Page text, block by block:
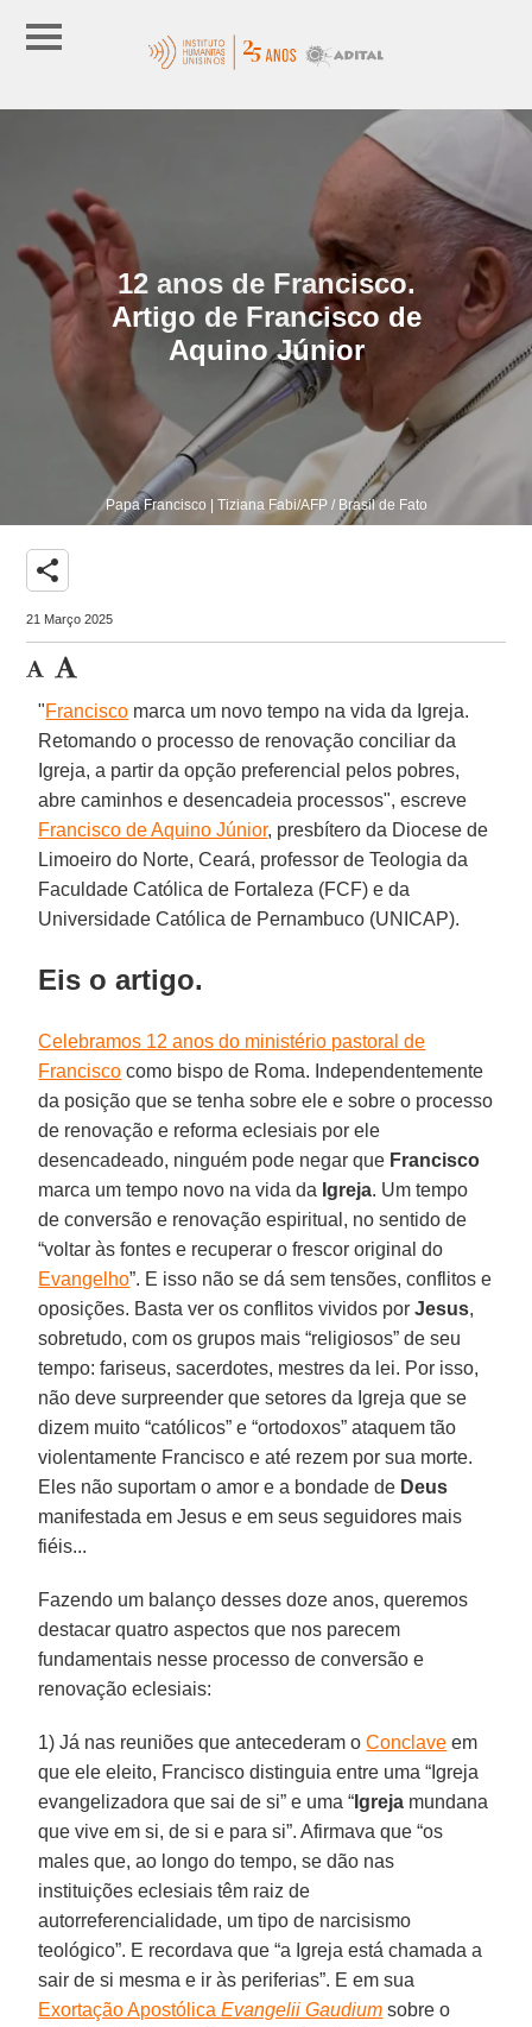
12 anos de Francisco.
Artigo de Francisco de
Aquino Júnior
Papa Francisco | Tiziana Fabi/AFP / Brasil de Fato
share
21 Março 2025
"Francisco marca um novo tempo na vida da Igreja.
Retomando o processo de renovação conciliar da
Igreja, a partir da opção preferencial pelos pobres,
abre caminhos e desencadeia processos", escreve
Francisco de Aquino Júnior, presbítero da Diocese de
Limoeiro do Norte, Ceará, professor de Teologia da
Faculdade Católica de Fortaleza (FCF) e da
Universidade Católica de Pernambuco (UNICAP).
Eis o artigo.
Celebramos 12 anos do ministério pastoral de
Francisco como bispo de Roma. Independentemente
da posição que se tenha sobre ele e sobre o processo
de renovação e reforma eclesiais por ele
desencadeado, ninguém pode negar que Francisco
marca um tempo novo na vida da Igreja. Um tempo
de conversão e renovação espiritual, no sentido de
“voltar às fontes e recuperar o frescor original do
Evangelho”. E isso não se dá sem tensões, conflitos e
oposições. Basta ver os conflitos vividos porJesus,
sobretudo, com os grupos mais “religiosos” de seu
tempo: fariseus, sacerdotes, mestres da lei. Por isso,
não deve surpreender que setores da Igreja que se
dizem muito “católicos” e “ortodoxos” ataquem tão
violentamente Francisco e até rezem por sua morte.
Eles não suportam o amor e a bondade de Deus
manifestada em Jesus e em seus seguidores mais
fiéis...
Fazendo um balanço desses doze anos, queremos
destacar quatro aspectos que nos parecem
fundamentais nesse processo de conversão e
renovação eclesiais:
1) Já nas reuniões que antecederam oConclave em
que ele eleito, Francisco distinguia entre uma “Igreja
evangelizadora que sai de si” e uma “ Igreja mundana
que vive em si, de si e para si”. Afirmava que “os
males que, ao longo do tempo, se dão nas
instituições eclesiais têm raiz de
autorreferencialidade, um tipo de narcisismo
teológico”. E recordava que “a Igreja está chamada a
sair de si mesma e ir às periferias”. E em sua
Exortação ApostólicaEvangelii Gaudium sobre o